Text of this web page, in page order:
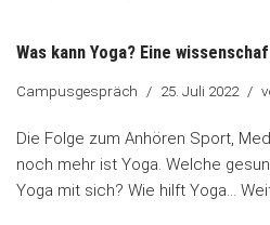
Was kann Yoga? Eine
Campusgespräch 25. Juli 2022
Die Folge zum Anhören Sport,
noch mehr ist Yoga. Welche
Yoga mit sich? Wie hilft Yoga…